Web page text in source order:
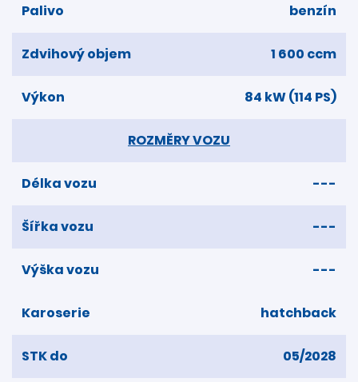
Palivo benzín
Zdvihový objem 1 600 ccm
Výkon 84 kW (114 PS)
ROZMĚRY VOZU
Délka vozu ---
Šířka vozu ---
Výška vozu ---
Karoserie hatchback
STK do 05/2028